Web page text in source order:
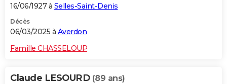
S'inscrire
Se connecter
Lycées
Collèges
Primaires
Universités
Entreprises
Service militaire
Avis de recherche
AVIS DE DÉCÈS
FORUM
Bricolage
Lifestyle
Culture
Sport
Auto
Television
Voyage
Cinema
16/06/1927 à Selles-Saint-Denis
Décès
06/03/2025 à Averdon
Famille CHASSELOUP
Claude LESOURD (89 ans)